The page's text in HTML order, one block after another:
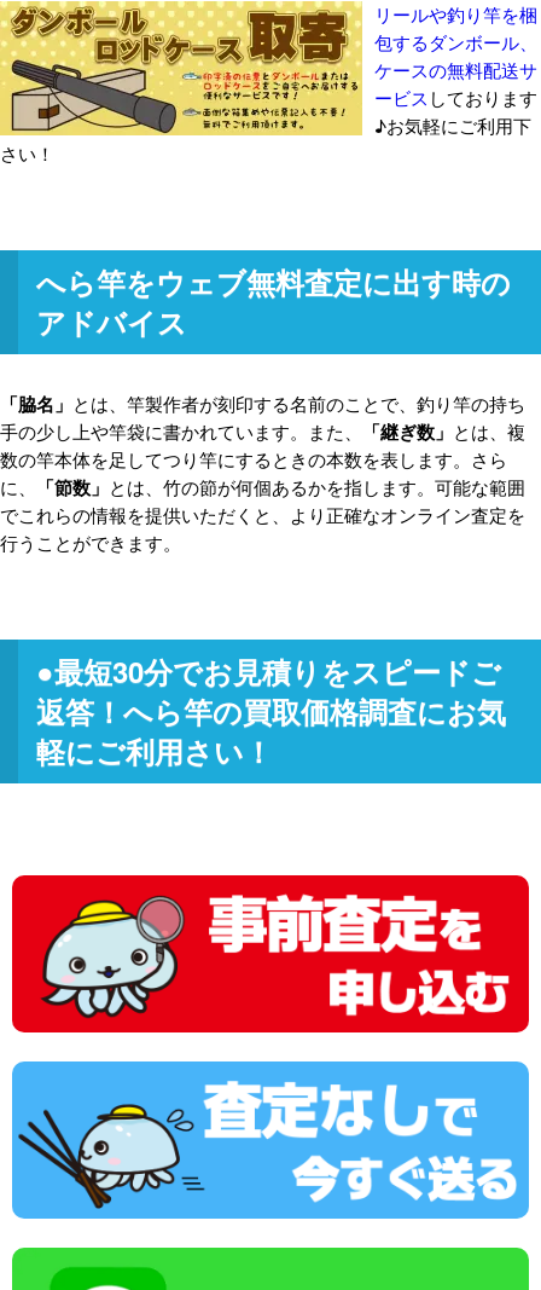
リールや釣り竿を梱
包するダンボール、
ケースの無料配送サ
ービス しております
♪お気軽にご利用下
さい！
へら竿をウェブ無料査定に出す時の
アドバイス
「脇名」 とは、竿製作者が刻印する名前のことで、釣り竿の持ち
手の少し上や竿袋に書かれています。また、
「継ぎ数」 とは、複
数の竿本体を足してつり竿にするときの本数を表します。さら
に、
「節数」 とは、竹の節が何個あるかを指します。可能な範囲
でこれらの情報を提供いただくと、より正確なオンライン査定を
行うことができます。
●最短30分でお見積りをスピードご
返答！へら竿の買取価格調査にお気
軽にご利用さい！